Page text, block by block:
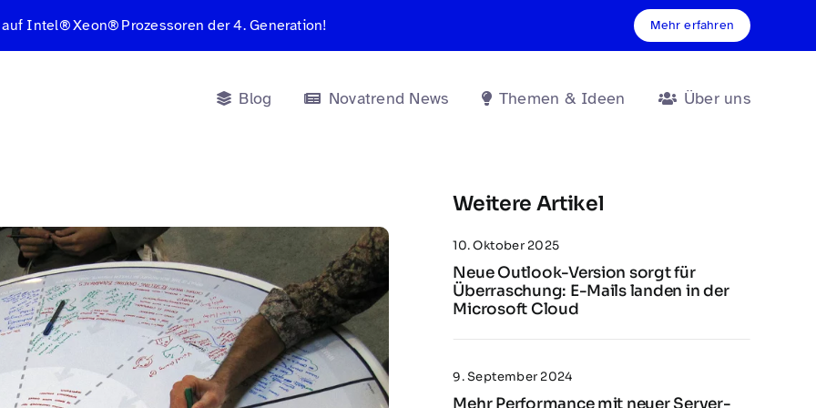
Intel® Xeon® Prozessoren der 4. Generation! Mehr erfahren
Blog Novatrend News Themen & Ideen Über uns
Weitere Artikel
10. Oktober 2025
Neue Outlook-Version sorgt für
Überraschung: E-Mails landen in der
Microsoft Cloud
9. September 2024
Mehr Performance mit neuer Server-